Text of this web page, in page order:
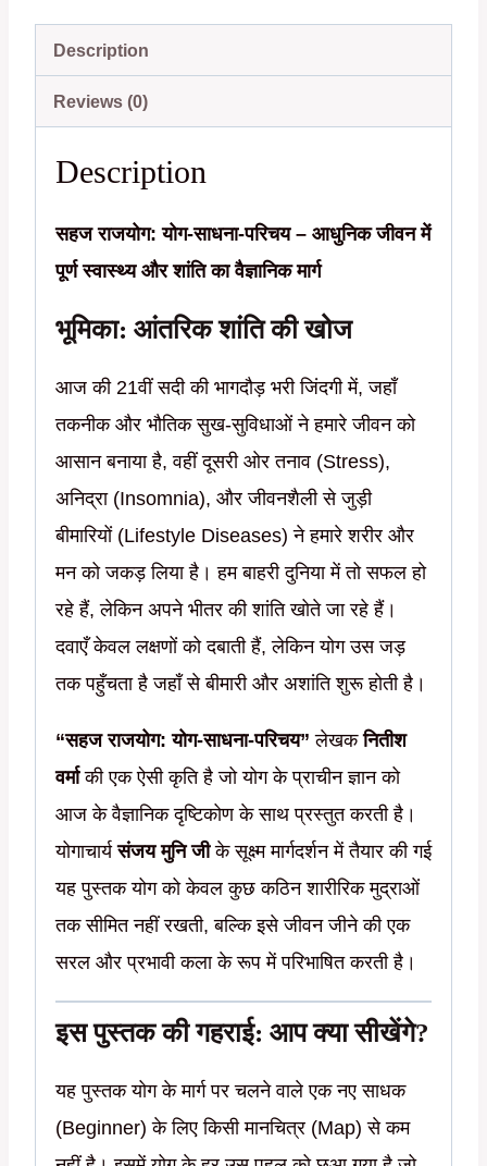
योग-
परिचय
(Hindi
Nitish
quantity
Description
Reviews (0)
Description
सहज राजयोग: योग-साधना-परिचय – आधुनिक जीवन में
पूर्ण स्वास्थ्य और शांति का वैज्ञानिक मार्ग
भूमिका: आंतरिक शांति की खोज
आज की 21वीं सदी की भागदौड़ भरी जिंदगी में, जहाँ
तकनीक और भौतिक सुख-सुविधाओं ने हमारे जीवन को
आसान बनाया है, वहीं दूसरी ओर तनाव (Stress),
अनिद्रा (Insomnia), और जीवनशैली से जुड़ी
बीमारियों (Lifestyle Diseases) ने हमारे शरीर और
मन को जकड़ लिया है। हम बाहरी दुनिया में तो सफल हो
रहे हैं, लेकिन अपने भीतर की शांति खोते जा रहे हैं।
दवाएँ केवल लक्षणों को दबाती हैं, लेकिन योग उस जड़
तक पहुँचता है जहाँ से बीमारी और अशांति शुरू होती है।
“सहज राजयोग: योग-साधना-परिचय” लेखकनितीश
वर्माकी एक ऐसी कृति है जो योग के प्राचीन ज्ञान को
आज के वैज्ञानिक दृष्टिकोण के साथ प्रस्तुत करती है।
योगाचार्यसंजय मुनि जीके सूक्ष्म मार्गदर्शन में तैयार की गई
यह पुस्तक योग को केवल कुछ कठिन शारीरिक मुद्राओं
तक सीमित नहीं रखती, बल्कि इसे जीवन जीने की एक
सरल और प्रभावी कला के रूप में परिभाषित करती है।
इस पुस्तक की गहराई: आप क्या सीखेंगे?
यह पुस्तक योग के मार्ग पर चलने वाले एक नए साधक
(Beginner) के लिए किसी मानचित्र (Map) से कम